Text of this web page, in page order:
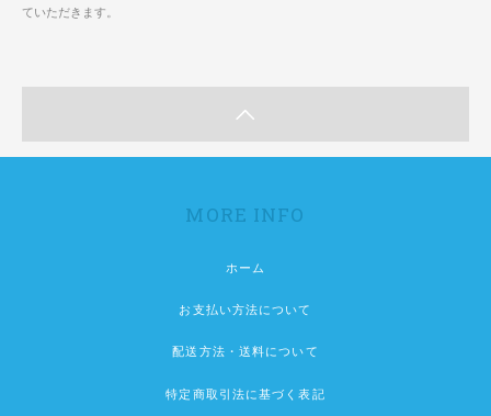
ていただきます。
MORE INFO
ホーム
お支払い方法について
配送方法・送料について
特定商取引法に基づく表記